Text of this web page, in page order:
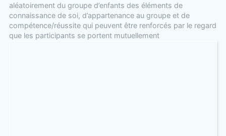
aléatoirement du groupe d’enfants des éléments de
connaissance de soi, d’appartenance au groupe et de
compétence/réussite qui peuvent être renforcés par le regard
que les participants se portent mutuellement